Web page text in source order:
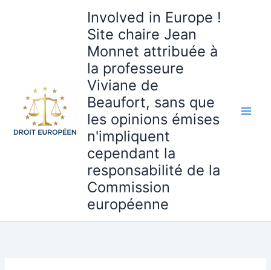
Involved in Europe !
Site chaire Jean
Monnet attribuée à
la professeure
Viviane de
Beaufort, sans que
les opinions émises
n'impliquent
cependant la
responsabilité de la
Commission
européenne